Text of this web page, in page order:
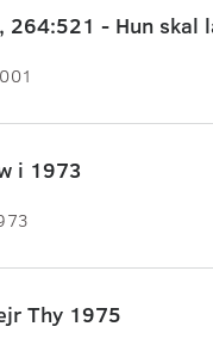
264:521 - Hun skal
i 1973
Thy 1975